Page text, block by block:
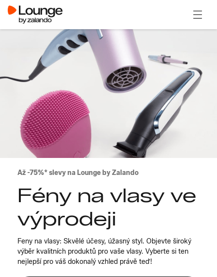
Až -75%* slevy na Lounge by Zalando
Fény na vlasy ve
výprodeji
Feny na vlasy: Skvělé účesy, úžasný styl. Objevte široký
výběr kvalitních produktů pro vaše vlasy. Vyberte si ten
nejlepší pro váš dokonalý vzhled právě teď!